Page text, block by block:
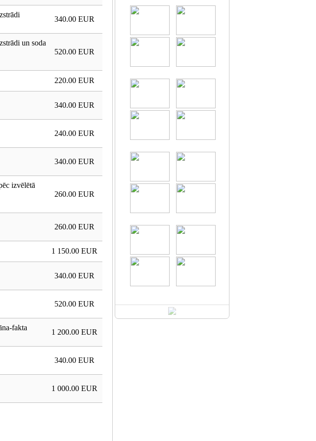
340.00 EUR
un soda
520.00 EUR
220.00 EUR
340.00 EUR
240.00 EUR
340.00 EUR
izvēlētā
260.00 EUR
260.00 EUR
1 150.00 EUR
340.00 EUR
520.00 EUR
fakta
1 200.00 EUR
340.00 EUR
1 000.00 EUR